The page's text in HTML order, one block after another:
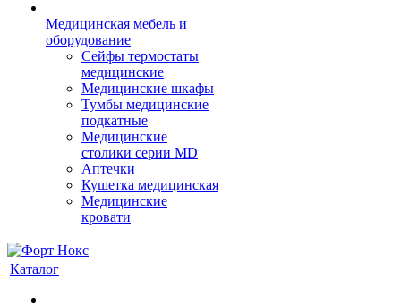
Медицинская мебель и
оборудование
Сейфы термостаты
медицинские
Медицинские шкафы
Тумбы медицинские
подкатные
Медицинские
столики серии MD
Аптечки
Кушетка медицинская
Медицинские
кровати
Каталог